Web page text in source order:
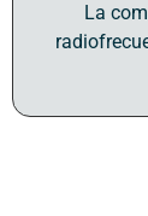
La